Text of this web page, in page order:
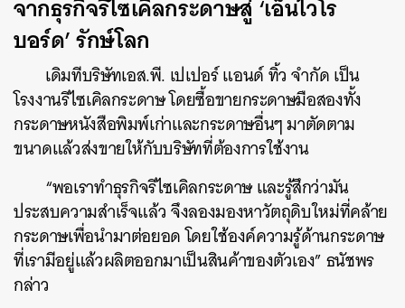
จากธุรกิจรีไซเคิลกระดาษสู่ ‘เอ็นไวโร
บอร์ด’ รักษ์โลก
เดิมทีบริษัทเอส.พี. เปเปอร์ แอนด์ ทิ้ว จำกัด เป็น
โรงงานรีไซเคิลกระดาษ โดยซื้อขายกระดาษมือสองทั้ง
กระดาษหนังสือพิมพ์เก่าและกระดาษอื่นๆ มาตัดตาม
ขนาดแล้วส่งขายให้กับบริษัทที่ต้องการใช้งาน
“พอเราทำธุรกิจรีไซเคิลกระดาษ และรู้สึกว่ามัน
ประสบความสำเร็จแล้ว จึงลองมองหาวัตถุดิบใหม่ที่คล้าย
กระดาษเพื่อนำมาต่อยอด โดยใช้องค์ความรู้ด้านกระดาษ
ที่เรามีอยู่แล้วผลิตออกมาเป็นสินค้าของตัวเอง” ธนัชพร
กล่าว